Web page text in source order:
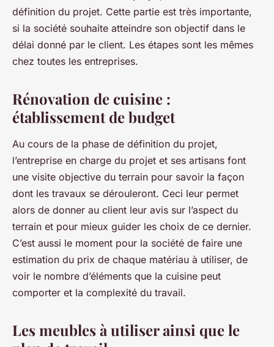
définition du projet. Cette partie est très importante,
si la société souhaite atteindre son objectif dans le
délai donné par le client. Les étapes sont les mêmes
chez toutes les entreprises.
Rénovation de cuisine :
établissement de budget
Au cours de la phase de définition du projet,
l’entreprise en charge du projet et ses artisans font
une visite objective du terrain pour savoir la façon
dont les travaux se dérouleront. Ceci leur permet
alors de donner au client leur avis sur l’aspect du
terrain et pour mieux guider les choix de ce dernier.
C’est aussi le moment pour la société de faire une
estimation du prix de chaque matériau à utiliser, de
voir le nombre d’éléments que la cuisine peut
comporter et la complexité du travail.
Les meubles à utiliser ainsi que le